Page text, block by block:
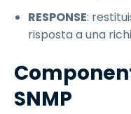
RESPONSE:
risposta a una
SNMP